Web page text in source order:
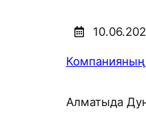
Алматыда